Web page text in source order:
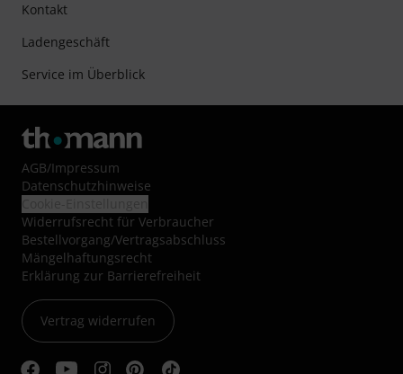
Kontakt
Ladengeschäft
Service im Überblick
AGB/Impressum
Datenschutzhinweise
Widerrufsrecht für Verbraucher
Bestellvorgang/Vertragsabschluss
Mängelhaftungsrecht
Erklärung zur Barrierefreiheit
Vertrag widerrufen